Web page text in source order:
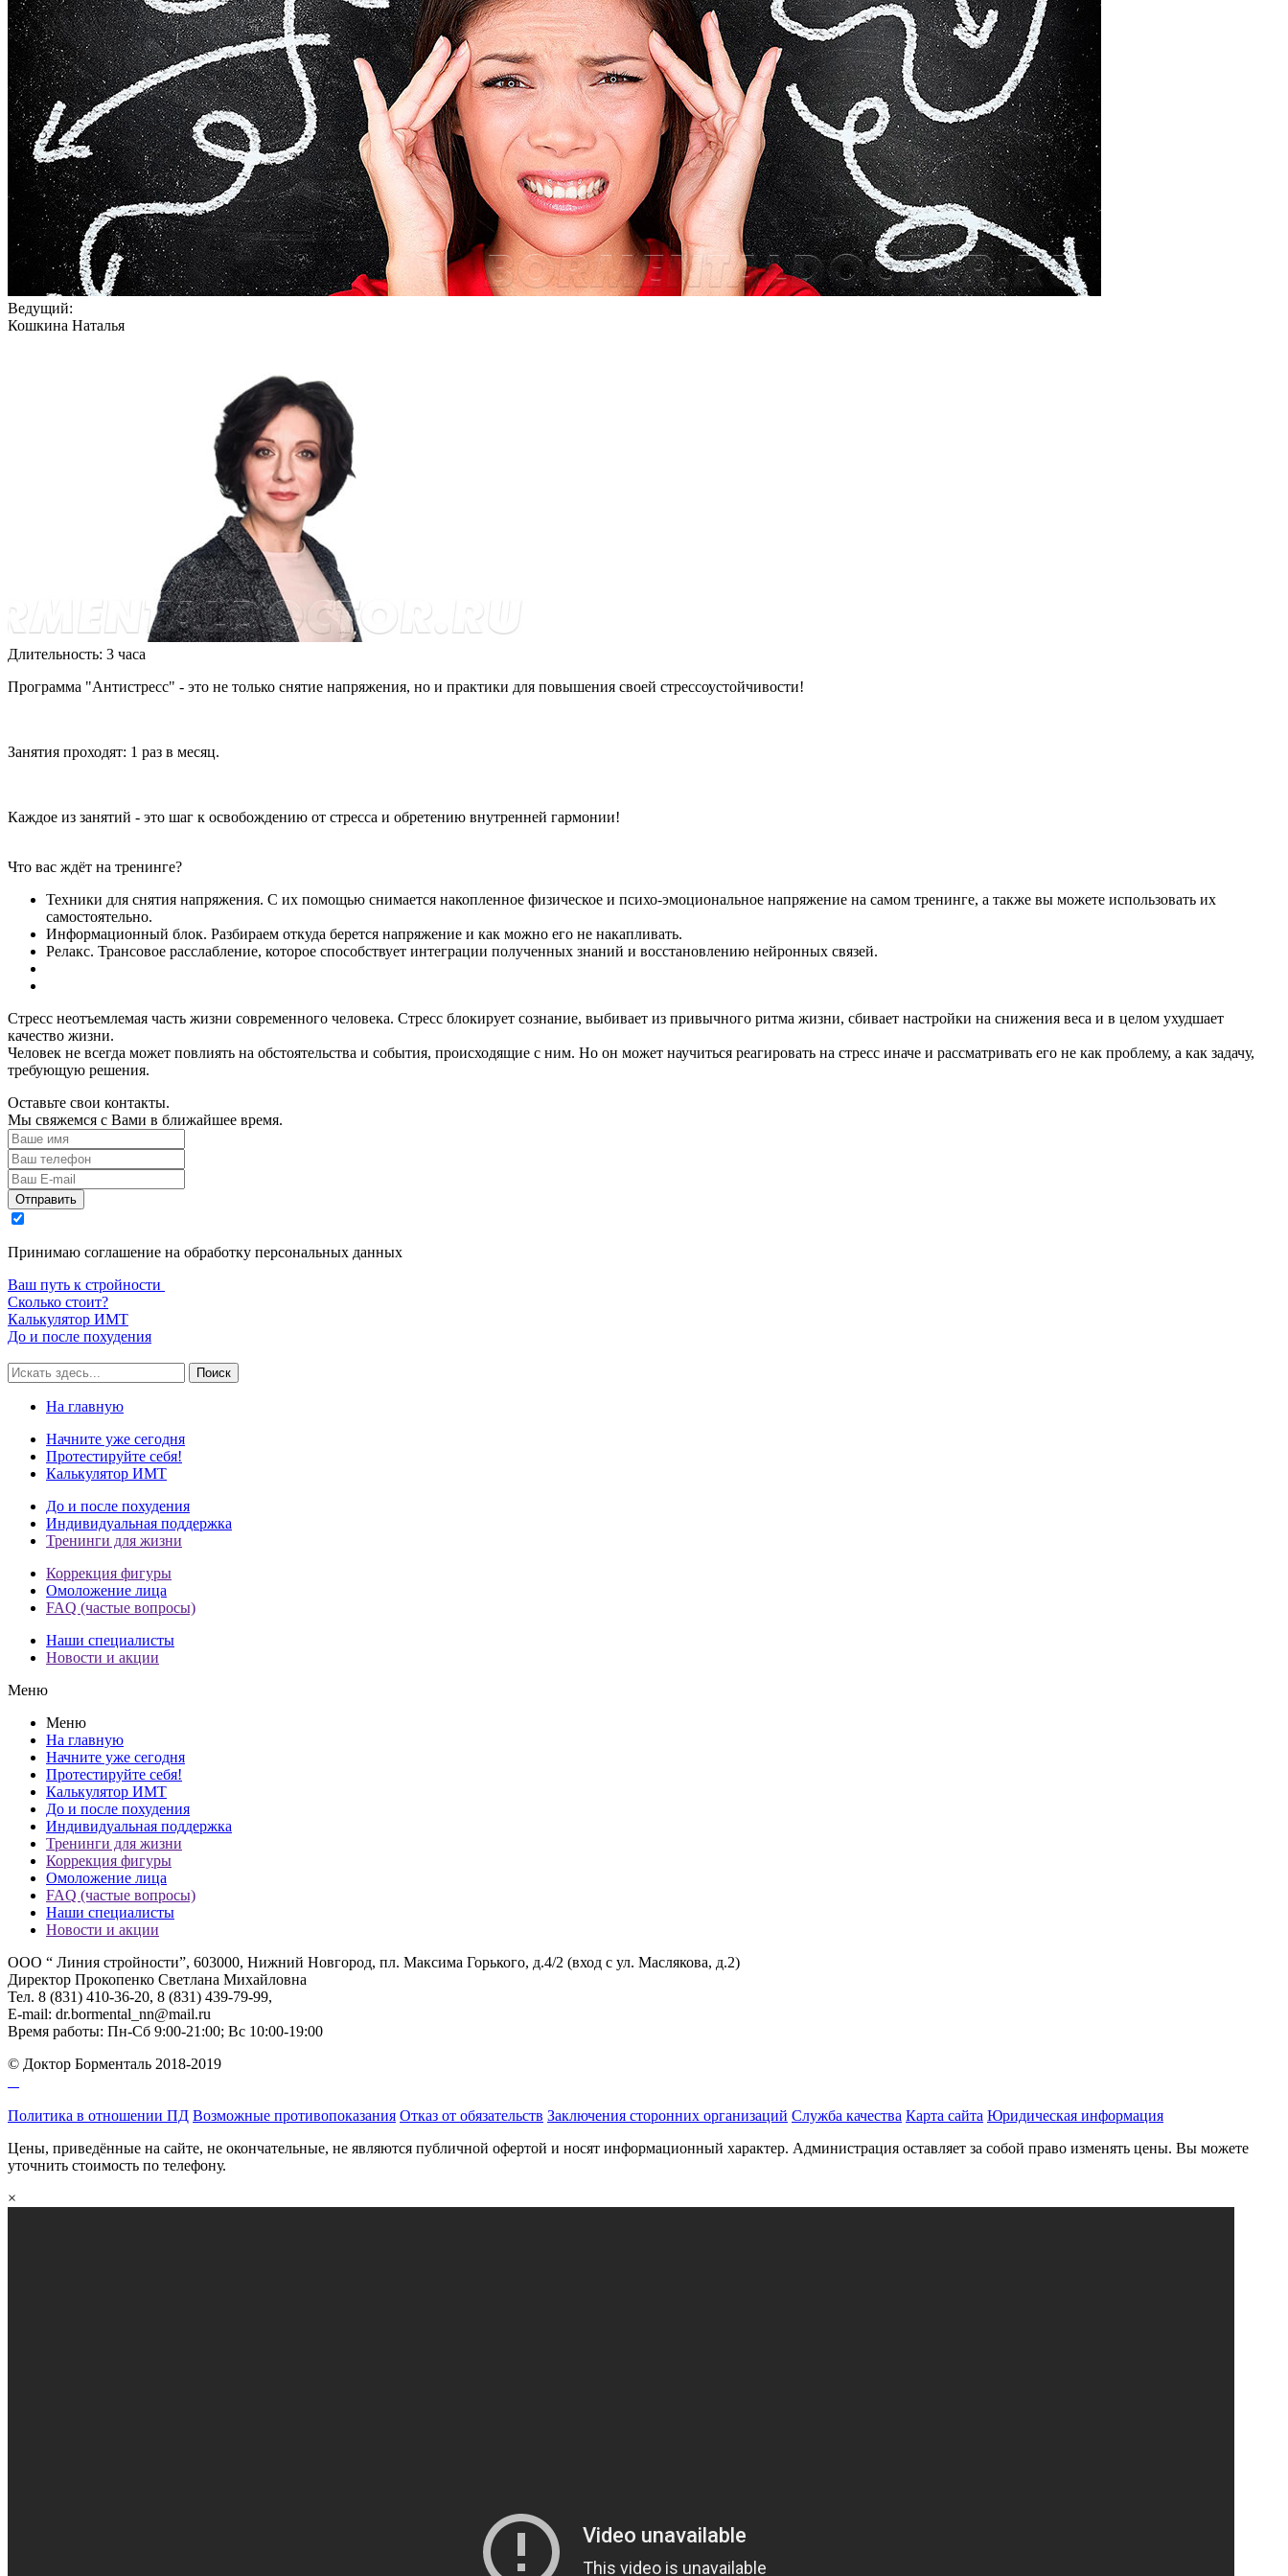
Ведущий:
Кошкина Наталья
Длительность: 3 часа
Программа "Антистресс" - это не только снятие напряжения, но и практики для повышения своей стрессоустойчивости!
Занятия проходят: 1 раз в месяц.
Каждое из занятий - это шаг к освобождению от стресса и обретению внутренней гармонии!
Что вас ждёт на тренинге?
Техники для снятия напряжения. С их помощью снимается накопленное физическое и психо-эмоциональное напряжение на самом тренинге, а также вы можете использовать их
самостоятельно.
Информационный блок. Разбираем откуда берется напряжение и как можно его не накапливать.
Релакс. Трансовое расслабление, которое способствует интеграции полученных знаний и восстановлению нейронных связей.
Стресс неотъемлемая часть жизни современного человека. Стресс блокирует сознание, выбивает из привычного ритма жизни, сбивает настройки на снижения веса и в целом ухудшает
качество жизни.
Человек не всегда может повлиять на обстоятельства и события, происходящие с ним. Но он может научиться реагировать на стресс иначе и рассматривать его не как проблему, а как задачу,
требующую решения.
Оставьте свои контакты.
Мы свяжемся с Вами в ближайшее время.
Отправить
Принимаю соглашение на обработку персональных данных
Ваш путь к стройности
Сколько стоит?
Калькулятор ИМТ
До и после похудения
Поиск
На главную
Начните уже сегодня
Протестируйте себя!
Калькулятор ИМТ
До и после похудения
Индивидуальная поддержка
Тренинги для жизни
Коррекция фигуры
Омоложение лица
FAQ (частые вопросы)
Наши специалисты
Новости и акции
Меню
Меню
На главную
Начните уже сегодня
Протестируйте себя!
Калькулятор ИМТ
До и после похудения
Индивидуальная поддержка
Тренинги для жизни
Коррекция фигуры
Омоложение лица
FAQ (частые вопросы)
Наши специалисты
Новости и акции
ООО “ Линия стройности”, 603000, Нижний Новгород, пл. Максима Горького, д.4/2 (вход с ул. Маслякова, д.2)
Директор Прокопенко Светлана Михайловна
Тел. 8 (831) 410-36-20, 8 (831) 439-79-99,
E-mail: dr.bormental_nn@mail.ru
Время работы: Пн-Сб 9:00-21:00; Вс 10:00-19:00
© Доктор Борменталь 2018-2019
Политика в отношении ПД Возможные противопоказания Отказ от обязательств Заключения сторонних организаций Служба качества Карта сайта Юридическая информация
Цены, приведённые на сайте, не окончательные, не являются публичной офертой и носят информационный характер. Администрация оставляет за собой право изменять цены. Вы можете
уточнить стоимость по телефону.
×